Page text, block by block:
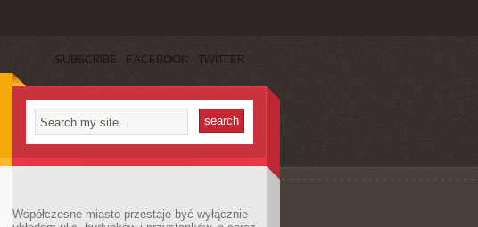
SUBSCRIBE FACEBOOK TWITTER
Współczesne miasto przestaje być wyłącznie